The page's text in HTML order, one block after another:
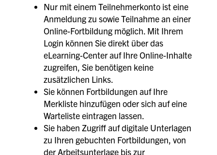
Nur mit einem Teilnehmerkonto ist eine
Anmeldung zu sowie Teilnahme an einer
Online-Fortbildung möglich. Mit Ihrem
Login können Sie direkt über das
eLearning-Center auf Ihre Online-Inhalte
zugreifen, Sie benötigen keine
zusätzlichen Links.
Sie können Fortbildungen auf Ihre
Merkliste hinzufügen oder sich auf eine
Warteliste eintragen lassen.
Sie haben Zugriff auf digitale Unterlagen
zu Ihren gebuchten Fortbildungen, von
der Arbeitsunterlage bis zur